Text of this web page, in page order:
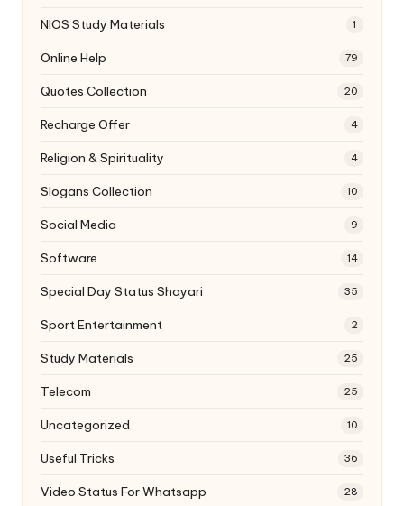
NIOS Study Materials 1
Online Help 79
Quotes Collection 20
Recharge Offer 4
Religion & Spirituality 4
Slogans Collection 10
Social Media 9
Software 14
Special Day Status Shayari 35
Sport Entertainment 2
Study Materials 25
Telecom 25
Uncategorized 10
Useful Tricks 36
Video Status For Whatsapp 28